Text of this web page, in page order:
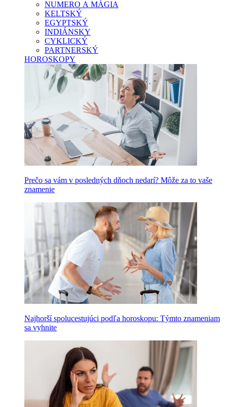
NUMERO A MÁGIA
KELTSKÝ
EGYPTSKÝ
INDIÁNSKY
CYKLICKÝ
PARTNERSKÝ
HOROSKOPY
Prečo sa vám v posledných dňoch nedarí? Môže za to vaše
znamenie
Najhorší spolucestujúci podľa horoskopu: Týmto znameniam
sa vyhnite